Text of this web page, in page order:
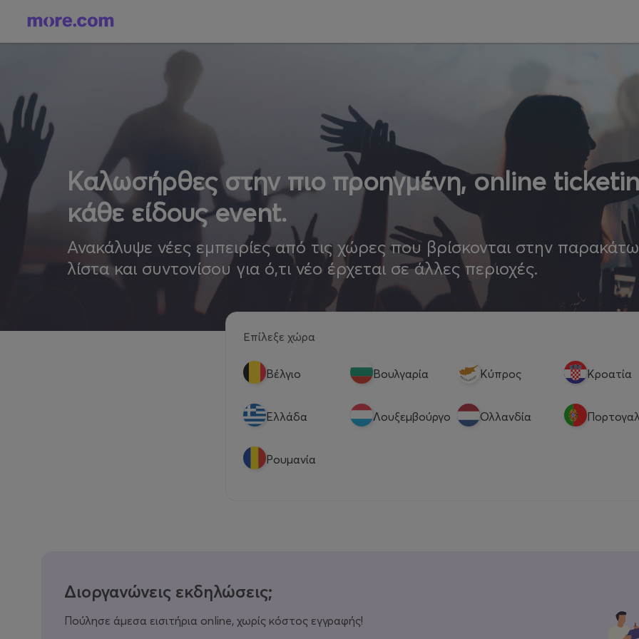
Καλωσήρθες στην πιο προηγμένη, online
κάθε είδους event.
Ανακάλυψε νέες εμπειρίες από τις χώρες που βρίσκονται στην παρακάτω
λίστα και συντονίσου για ό,τι νέο έρχεται σε άλλες περιοχές.
Επίλεξε χώρα
Βέλγιο Βουλγαρία Κύπρος Κροατία
Eλλάδα Λουξεμβούργο Ολλανδία
Ρουμανία
Διοργανώνεις εκδηλώσεις;
Πούλησε άμεσα εισιτήρια online, χωρίς κόστος εγγραφής!